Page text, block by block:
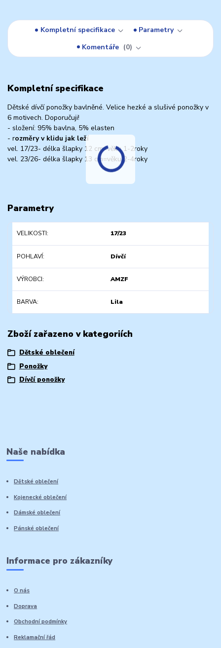
Kompletní specifikace
Parametry
Komentáře
0
Kompletní specifikace
Dětské dívčí ponožky bavlněné. Velice hezké a slušivé ponožky v
6 motivech. Doporučuji!
- složení: 95% bavlna, 5% elasten
- rozměry v klidu jak leží
vel. 17/23- délka šlapky 12 cm=věku 1-2roky
vel. 23/26- délka šlapky 13 cm=věku 2-4roky
Parametry
VELIKOSTI 17/23
POHLAVÍ Dívčí
VÝROBCI AMZF
BARVA Lila
Zboží zařazeno v kategoriích
Dětské oblečení
Ponožky
Dívčí ponožky
Naše nabídka
Dětské oblečení
Kojenecké oblečení
Dámské oblečení
Pánské oblečení
Informace pro zákazníky
O nás
Doprava
Obchodní podmínky
Reklamační řád